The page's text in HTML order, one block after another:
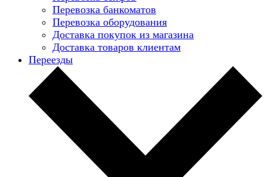
Перевозка банкоматов
Перевозка оборудования
Доставка покупок из магазина
Доставка товаров клиентам
Переезды